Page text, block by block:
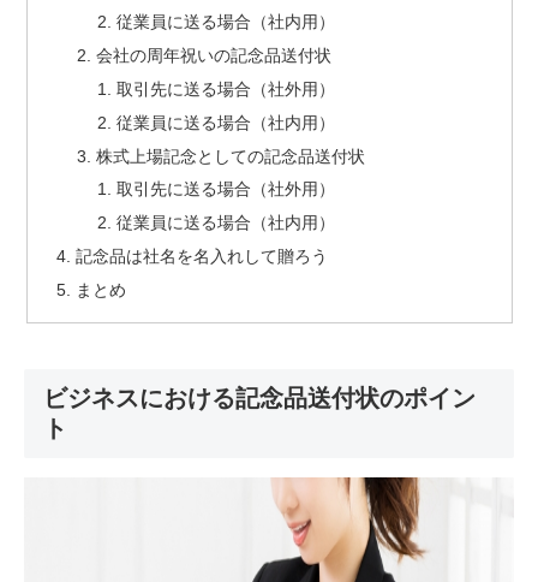
従業員に送る場合（社内用）
会社の周年祝いの記念品送付状
取引先に送る場合（社外用）
従業員に送る場合（社内用）
株式上場記念としての記念品送付状
取引先に送る場合（社外用）
従業員に送る場合（社内用）
記念品は社名を名入れして贈ろう
まとめ
ビジネスにおける記念品送付状のポイン
ト